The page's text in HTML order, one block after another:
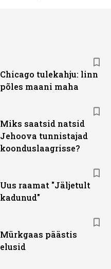
Chicago tulekahju: linn
põles maani maha
Miks saatsid natsid
Jehoova tunnistajad
koonduslaagrisse?
Uus raamat "Jäljetult
kadunud"
Mürkgaas päästis
elusid